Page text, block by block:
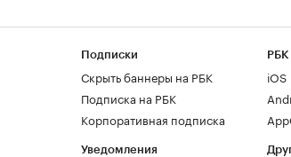
Подписки
Скрыть баннеры на РБК
Подписка на РБК
Корпоративная подписка
Уведомления
РБК
iOS